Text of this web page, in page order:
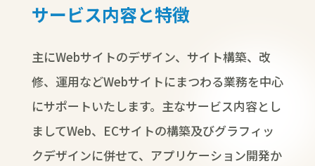
サービス内容と特徴
主にWebサイトのデザイン、サイト構築、改
修、運用などWebサイトにまつわる業務を中心
にサポートいたします。主なサービス内容とし
ましてWeb、ECサイトの構築及びグラフィッ
クデザインに併せて、アプリケーション開発か